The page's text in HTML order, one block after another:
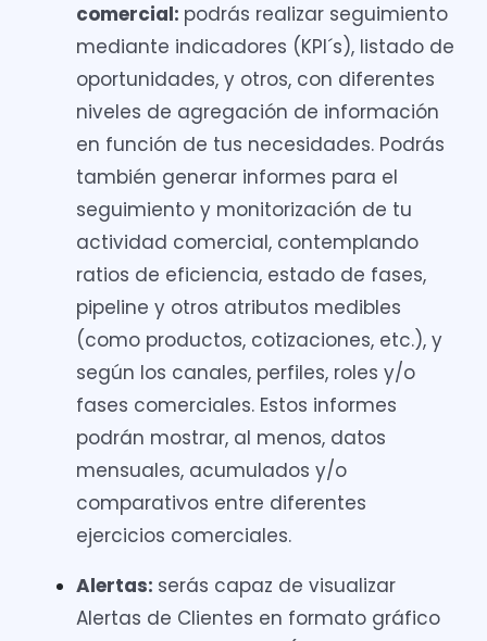
comercial: podrás realizar seguimiento
mediante indicadores (KPI´s), listado de
oportunidades, y otros, con diferentes
niveles de agregación de información
en función de tus necesidades. Podrás
también generar informes para el
seguimiento y monitorización de tu
actividad comercial, contemplando
ratios de eficiencia, estado de fases,
pipeline y otros atributos medibles
(como productos, cotizaciones, etc.), y
según los canales, perfiles, roles y/o
fases comerciales. Estos informes
podrán mostrar, al menos, datos
mensuales, acumulados y/o
comparativos entre diferentes
ejercicios comerciales.
Alertas: serás capaz de visualizar
Alertas de Clientes en formato gráfico